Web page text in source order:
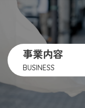
事業内容
BUSINESS